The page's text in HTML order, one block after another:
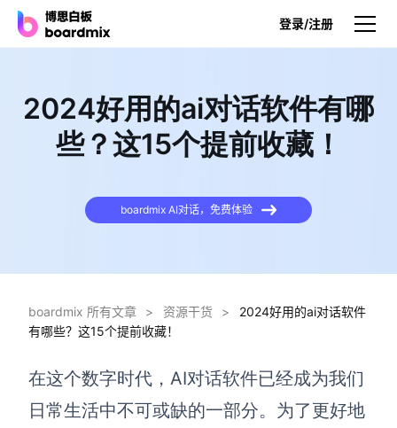
登录/注册
产品
博思白板
博思白板SDK
博思白板离线版
博思设计
一体化产品设计工具
2024好用的ai对话软件有哪
些？这15个提前收藏！
boardmix AI对话，免费体验
boardmix 所有文章 > 资源干货 >
2024好用的ai对话软件
有哪些？这15个提前收藏！
在这个数字时代，AI对话软件已经成为我们
日常生活中不可或缺的一部分。为了更好地